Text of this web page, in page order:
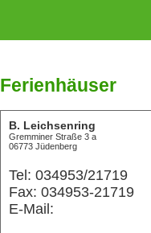
Ferienhäuser
B. Leichsenring
Gremminer Straße 3 a
06773 Jüdenberg
Tel: 034953/21719
Fax: 034953-21719
E-Mail: